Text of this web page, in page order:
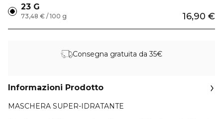
23 G
16,90 €
73,48 € / 100 g
Consegna gratuita da 35€
Informazioni Prodotto
MASCHERA SUPER-IDRATANTE